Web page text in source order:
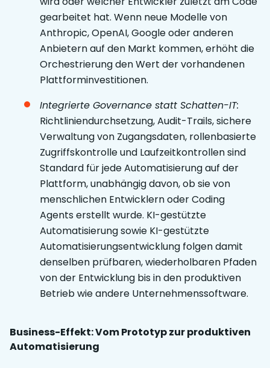
gearbeitet hat. Wenn neue Modelle von
Anthropic, OpenAI, Google oder anderen
Anbietern auf den Markt kommen, erhöht die
Orchestrierung den Wert der vorhandenen
Plattforminvestitionen.
Integrierte Governance statt Schatten-IT:
Richtliniendurchsetzung, Audit-Trails, sichere
Verwaltung von Zugangsdaten, rollenbasierte
Zugriffskontrolle und Laufzeitkontrollen sind
Standard für jede Automatisierung auf der
Plattform, unabhängig davon, ob sie von
menschlichen Entwicklern oder Coding
Agents erstellt wurde. KI-gestützte
Automatisierung sowie KI-gestützte
Automatisierungsentwicklung folgen damit
denselben prüfbaren, wiederholbaren Pfaden
von der Entwicklung bis in den produktiven
Betrieb wie andere Unternehmenssoftware.
Business-Effekt: Vom Prototyp zur produktiven
Automatisierung